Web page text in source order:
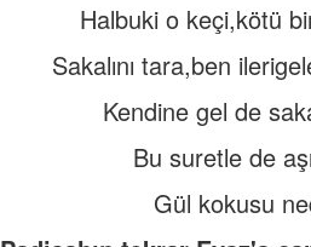
Halbuki o keçi,kötü
Sakalını tara,ben
Kendine gel de
Bu suretle de
Gül kokusu